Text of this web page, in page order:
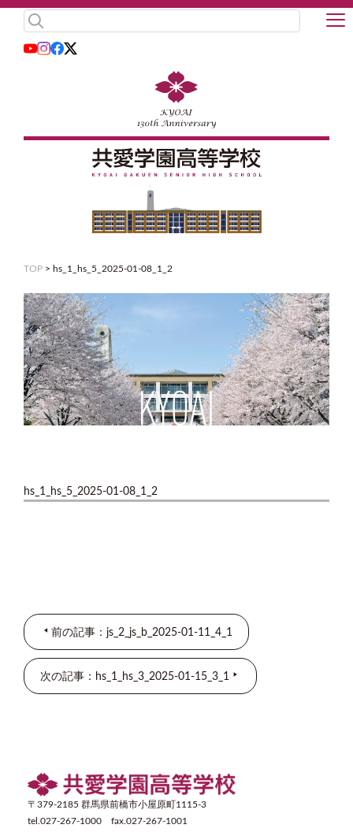
TOP > hs_1_hs_5_2025-01-08_1_2
hs_1_hs_5_2025-01-08_1_2
前の記事：js_2_js_b_2025-01-11_4_1
次の記事：hs_1_hs_3_2025-01-15_3_1
〒379-2185 群馬県前橋市小屋原町1115-3
tel.027-267-1000 fax.027-267-1001